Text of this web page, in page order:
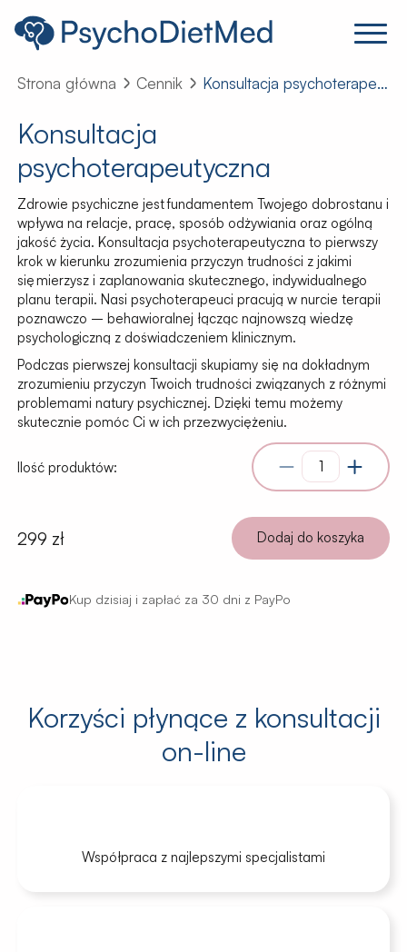
Strona główna Cennik Konsultacja psychoterapeutyczna
Konsultacja
psychoterapeutyczna
Zdrowie psychiczne jest fundamentem Twojego dobrostanu i
wpływa na relacje, pracę, sposób odżywiania oraz ogólną
jakość życia. Konsultacja psychoterapeutyczna to pierwszy
krok w kierunku zrozumienia przyczyn trudności z jakimi
się mierzysz i zaplanowania skutecznego, indywidualnego
planu terapii. Nasi psychoterapeuci pracują w nurcie terapii
poznawczo – behawioralnej łącząc najnowszą wiedzę
psychologiczną z doświadczeniem klinicznym.
Podczas pierwszej konsultacji skupiamy się na dokładnym
zrozumieniu przyczyn Twoich trudności związanych z różnymi
problemami natury psychicznej. Dzięki temu możemy
skutecznie pomóc Ci w ich przezwyciężeniu.
Ilość produktów:
299 zł Dodaj do koszyka
Kup dzisiaj i zapłać za 30 dni z PayPo
Korzyści płynące z konsultacji
on-line
Współpraca z najlepszymi specjalistami